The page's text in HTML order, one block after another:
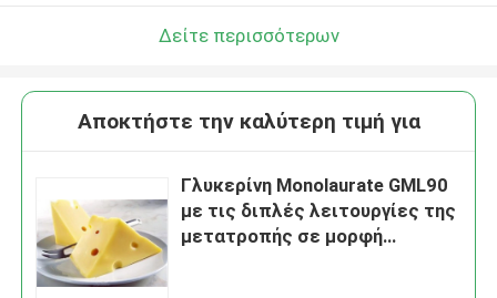
Δείτε περισσότερων
Αποκτήστε την καλύτερη τιμή για
Γλυκερίνη Monolaurate GML90
με τις διπλές λειτουργίες της
μετατροπής σε μορφή